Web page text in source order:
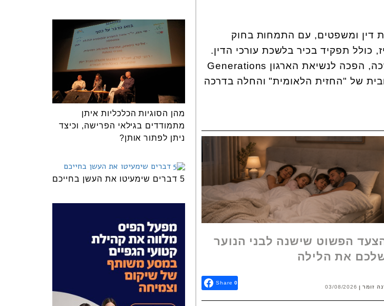
דין ומשפטים, עם התמחות בחוק
כולל תפקיד בכיר בלשכת עורכי הדין.
הפכה לנשיאת הארגון Generations
של "החזית הלאומית" והחלה בדרכה
הפשוט שישנה לבני הנוער
את הלילה
זומר 03/08/2026
Share 0
מהן הסוגיות הכלכליות איתן
מתמודדים בגילאי הפרישה, וכיצד
ניתן לפתור אותן?
5 דברים שימעיטו את העשן בחייכם